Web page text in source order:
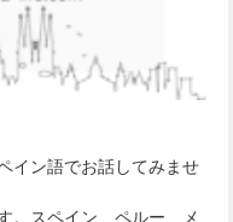
イン語でお話してみませ
。スペイン、ペルー、メ